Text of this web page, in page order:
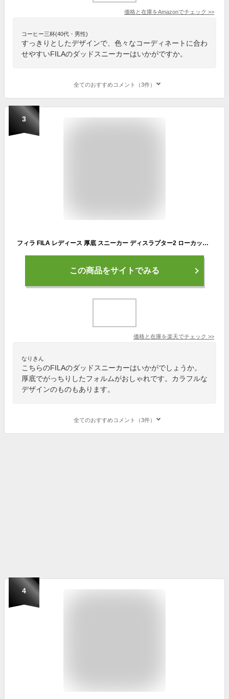
価格と在庫をAmazonでチェック >>
コーヒー三杯(40代・男性)
すっきりとしたデザインで、色々なコーディネートに合わ
せやすいFILAのダッドスニーカーはいかがですか。
全てのおすすめコメント（3件）
3
フィラ FILA レディース 厚底 スニーカー ディスラプター2 ローカット ダッドシューズ ダッドスニーカー USS23029 チャンキーソール カジュアルシューズ 靴 送料無料 最強翌日配送 evid
この商品をサイトでみる
価格と在庫を楽天でチェック >>
なりきん
こちらのFILAのダッドスニーカーはいかがでしょうか。
厚底でがっちりしたフォルムがおしゃれです。カラフルな
デザインのものもあります。
全てのおすすめコメント（3件）
4